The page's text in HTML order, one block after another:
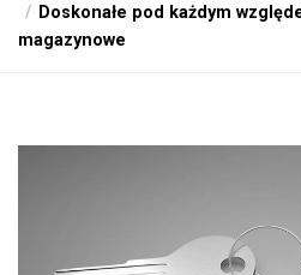
Doskonałe pod każdym
magazynowe